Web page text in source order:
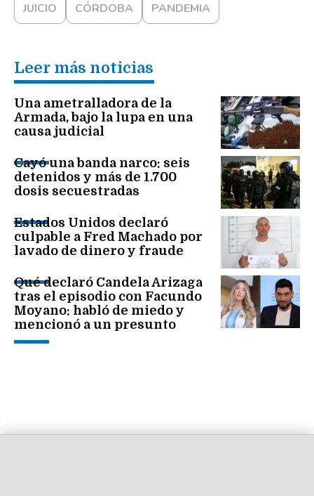
JUICIO CÓRDOBA PANDEMIA
Leer más noticias
Una ametralladora de la
Armada, bajo la lupa en una
causa judicial
Cayó una banda narco: seis
detenidos y más de 1.700
dosis secuestradas
Estados Unidos declaró
culpable a Fred Machado por
lavado de dinero y fraude
Qué declaró Candela Arizaga
tras el episodio con Facundo
Moyano: habló de miedo y
mencionó a un presunto
dealer